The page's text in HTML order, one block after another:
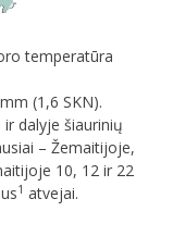
temperatūra
(1,6 SKN).
dalyje šiaurinių
– Žemaitijoje,
10, 12 ir 22
1 atvejai.